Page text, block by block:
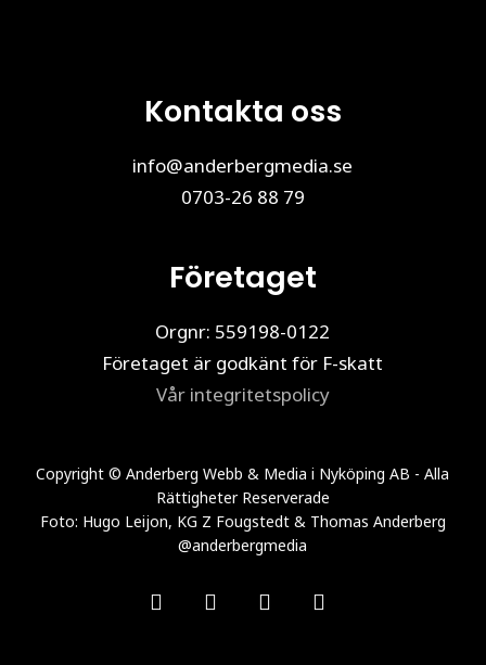
Kontakta oss
info@anderbergmedia.se
0703-26 88 79
Företaget
Orgnr: 559198-0122
Företaget är godkänt för F-skatt
Vår integritetspolicy
Copyright © Anderberg Webb & Media i Nyköping AB - Alla
Rättigheter Reserverade
Foto: Hugo Leijon, KG Z Fougstedt & Thomas Anderberg
@anderbergmedia
facebooklinkedin youtubeinstagram